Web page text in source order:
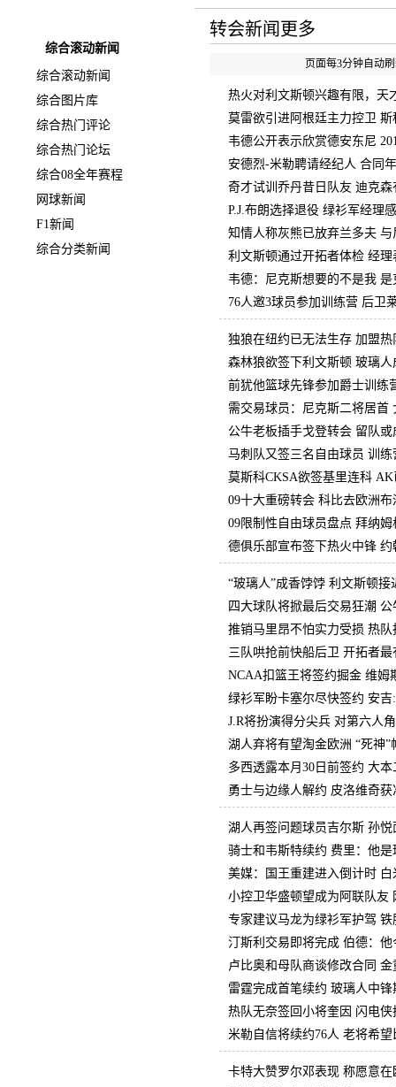
综合滚动新闻
综合滚动新闻
综合图片库
综合热门评论
综合热门论坛
综合08全年赛程
网球新闻
F1新闻
综合分类新闻
转会新闻更多
页面每3分钟自动
热火对利文斯顿兴趣有限，天
莫雷欲引进阿根廷主力控卫
韦德公开表示欣赏德安东尼
安德烈-米勒聘请经纪人 合同
奇才试训乔丹昔日队友 迪克
P.J.布朗选择退役 绿衫军经理
知情人称灰熊已放弃兰多夫
利文斯顿通过开拓者体检 经
韦德：尼克斯想要的不是我 是
76人邀3球员参加训练营 后卫
独狼在纽约已无法生存 加盟
森林狼欲签下利文斯顿 玻璃
前犹他篮球先锋参加爵士训练
需交易球员：尼克斯二将居首
公牛老板插手戈登转会 留队
马刺队又签三名自由球员 训练
莫斯科CKSA欲签基里连科
09十大重磅转会 科比去欧洲
09限制性自由球员盘点 拜纳
德俱乐部宣布签下热火中锋
“玻璃人”成香饽饽 利文斯顿接
四大球队将掀最后交易狂潮
推销马里昂不怕实力受损 热
三队哄抢前快船后卫 开拓者
NCAA扣篮王将签约掘金 维姆
绿衫军盼卡塞尔尽快签约 安
J.R将扮演得分尖兵 对第六人
湖人弃将有望淘金欧洲 “死神”
多西透露本月30日前签约 大
勇士与边缘人解约 皮洛维奇
湖人再签问题球员吉尔斯 孙
骑士和韦斯特续约 费里：他
美媒：国王重建进入倒计时
小控卫华盛顿望成为阿联队友
专家建议马龙为绿衫军护驾
汀斯利交易即将完成 伯德：
卢比奥和母队商谈修改合同
雷霆完成首笔续约 玻璃人中
热队无奈签回小将奎因 闪电
米勒自信将续约76人 老将希
卡特大赞罗尔邓表现 称愿意